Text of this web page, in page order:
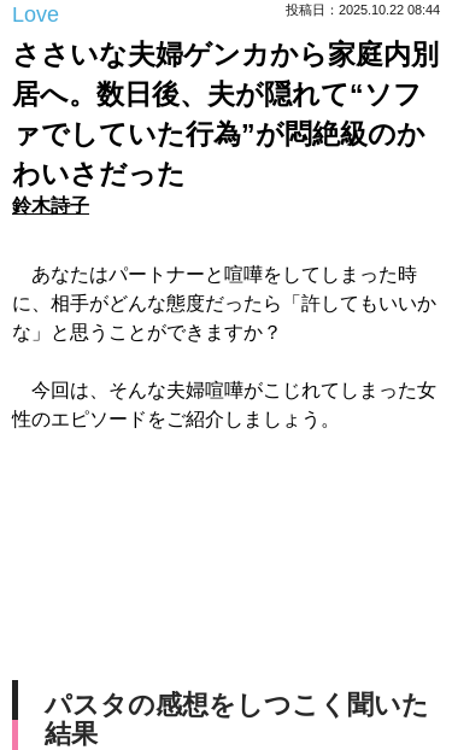
Love 投稿日：2025.10.22 08:44
ささいな夫婦ゲンカから家庭内別
居へ。数日後、夫が隠れて“ソフ
ァでしていた行為”が悶絶級のか
わいさだった
鈴木詩子
あなたはパートナーと喧嘩をしてしまった時
に、相手がどんな態度だったら「許してもいいか
な」と思うことができますか？
今回は、そんな夫婦喧嘩がこじれてしまった女
性のエピソードをご紹介しましょう。
パスタの感想をしつこく聞いた
結果